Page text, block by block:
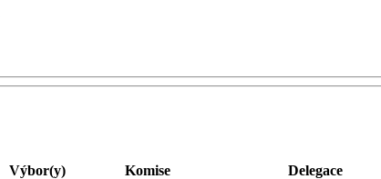
Výbor(y) Komise
Delegace